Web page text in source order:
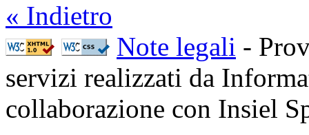
« Indietro
Note legali -
servizi realizzati da
collaborazione con Insiel